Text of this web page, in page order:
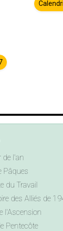
de l'an
Pâques
du Travail
des Alliés de
l'Ascension
Pentecôte